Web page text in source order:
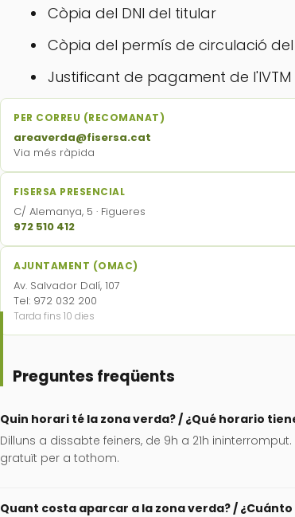
Còpia del DNI del titular
Còpia del permís de circulació del
Justificant de pagament de
PER CORREU (RECOMANAT)
areaverda@fisersa.cat
Via més ràpida
FISERSA PRESENCIAL
C/ Alemanya, 5 · Figueres
972 510 412
AJUNTAMENT (OMAC)
Av. Salvador Dalí, 107
Tel: 972 032 200
Tarda fins 10 dies
Preguntes freqüents
Quin horari té la zona verda? / ¿Qué horario
Dilluns a dissabte feiners, de 9h a 21h
gratuït per a tothom.
Quant costa aparcar a la zona verda? /